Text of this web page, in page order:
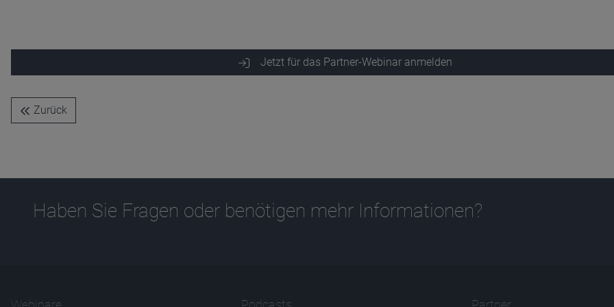
Jetzt für das Partner-Webinar anmelden
Zurück
Haben Sie Fragen oder benötigen mehr Informationen?